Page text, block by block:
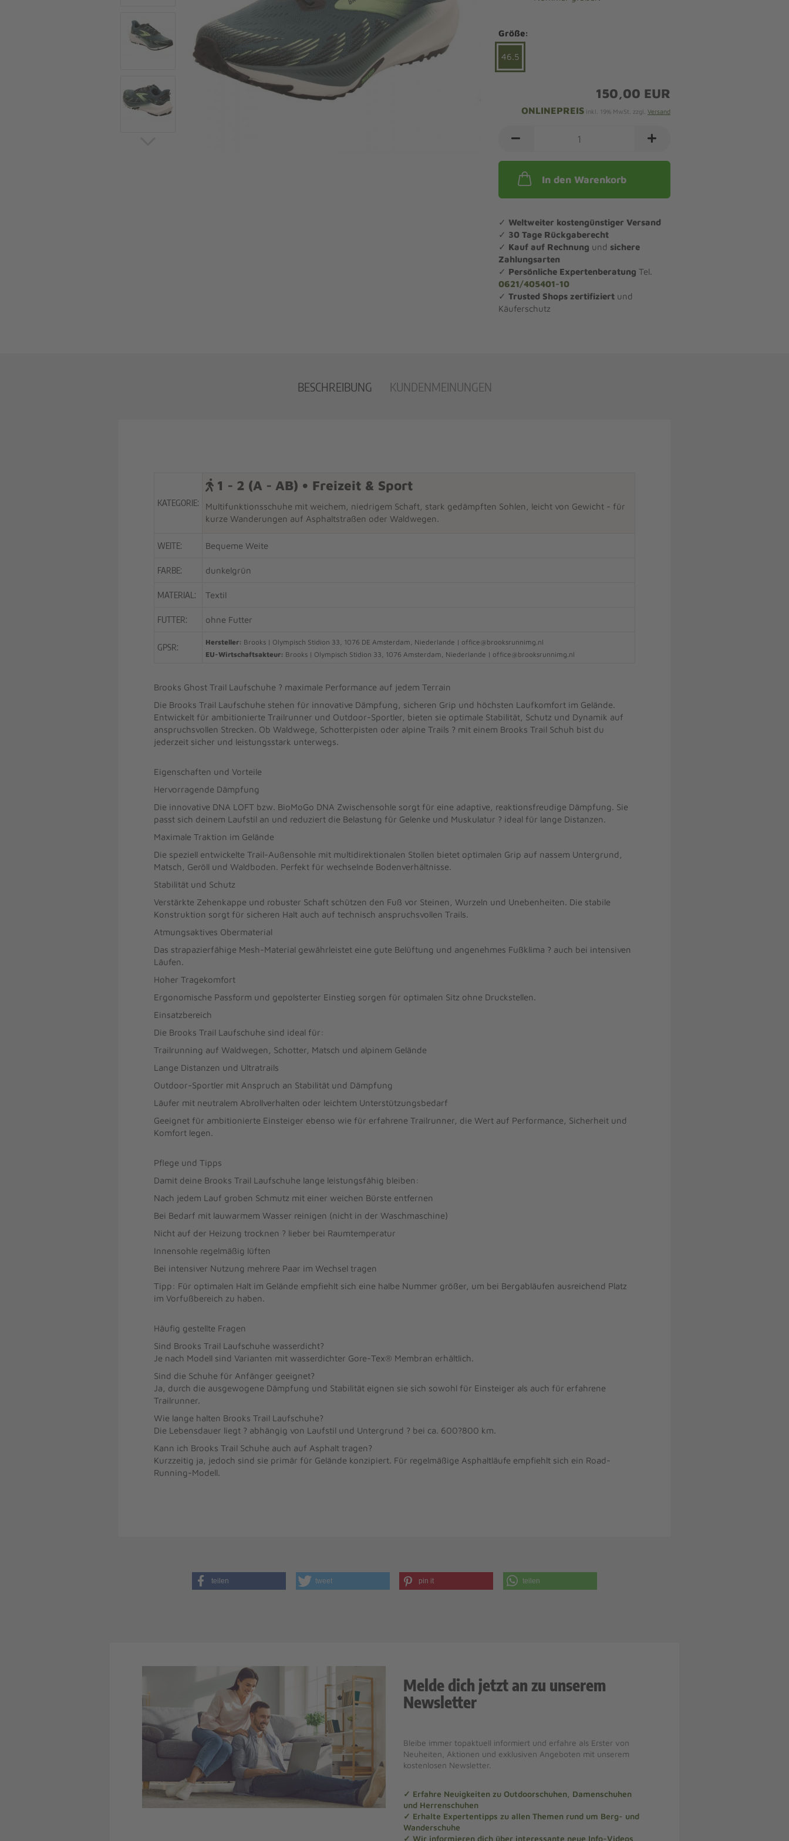
Jagdschuhe
Jagdschuhe für Damen
Gummistiefel
Zwiegenähte Jagdschuhe
Pflege und Leisten -
Socken und Strümpfe -
Outdoor
Steigeisen und Gamaschen
Angebote Outdoorschuhe
Barfußschuhe
Sandalen Komfort
Sneaker Komfort
Stiefel Komfort
Stiefeletten Komfort
Sandaletten
Größe:
46.5
150,00 EUR
ONLINEPREISinkl. 19% MwSt. zzgl. Versand
In den Warenkorb
✓ Weltweiter kostengünstiger Versand
✓ 30 Tage Rückgaberecht
✓ Kauf auf Rechnung und sichere
Zahlungsarten
✓ Persönliche Expertenberatung Tel.
0621/405401-10
✓ Trusted Shops zertifiziertund
Käuferschutz
BESCHREIBUNG KUNDENMEINUNGEN
KATEGORIE:
1 - 2 (A - AB) • Freizeit & Sport
Multifunktionsschuhe mit weichem, niedrigem Schaft, stark gedämpften Sohlen, leicht von Gewicht - für
kurze Wanderungen auf Asphaltstraßen oder Waldwegen.
WEITE: Bequeme Weite
FARBE: dunkelgrün
MATERIAL: Textil
FUTTER: ohne Futter
GPSR: Hersteller: Brooks | Olympisch Stidion 33, 1076 DE Amsterdam, Niederlande | office@brooksrunnimg.nl
EU-Wirtschaftsakteur: Brooks | Olympisch Stidion 33, 1076 Amsterdam, Niederlande | office@brooksrunnimg.nl
Brooks Ghost Trail Laufschuhe ? maximale Performance auf jedem Terrain
Die Brooks Trail Laufschuhe stehen für innovative Dämpfung, sicheren Grip und höchsten Laufkomfort im Gelände.
Entwickelt für ambitionierte Trailrunner und Outdoor-Sportler, bieten sie optimale Stabilität, Schutz und Dynamik auf
anspruchsvollen Strecken. Ob Waldwege, Schotterpisten oder alpine Trails ? mit einem Brooks Trail Schuh bist du
jederzeit sicher und leistungsstark unterwegs.
Eigenschaften und Vorteile
Hervorragende Dämpfung
Die innovative DNA LOFT bzw. BioMoGo DNA Zwischensohle sorgt für eine adaptive, reaktionsfreudige Dämpfung. Sie
passt sich deinem Laufstil an und reduziert die Belastung für Gelenke und Muskulatur ? ideal für lange Distanzen.
Maximale Traktion im Gelände
Die speziell entwickelte Trail-Außensohle mit multidirektionalen Stollen bietet optimalen Grip auf nassem Untergrund,
Matsch, Geröll und Waldboden. Perfekt für wechselnde Bodenverhältnisse.
Stabilität und Schutz
Verstärkte Zehenkappe und robuster Schaft schützen den Fuß vor Steinen, Wurzeln und Unebenheiten. Die stabile
Konstruktion sorgt für sicheren Halt auch auf technisch anspruchsvollen Trails.
Atmungsaktives Obermaterial
Das strapazierfähige Mesh-Material gewährleistet eine gute Belüftung und angenehmes Fußklima ? auch bei intensiven
Läufen.
Hoher Tragekomfort
Ergonomische Passform und gepolsterter Einstieg sorgen für optimalen Sitz ohne Druckstellen.
Einsatzbereich
Die Brooks Trail Laufschuhe sind ideal für:
Trailrunning auf Waldwegen, Schotter, Matsch und alpinem Gelände
Lange Distanzen und Ultratrails
Outdoor-Sportler mit Anspruch an Stabilität und Dämpfung
Läufer mit neutralem Abrollverhalten oder leichtem Unterstützungsbedarf
Geeignet für ambitionierte Einsteiger ebenso wie für erfahrene Trailrunner, die Wert auf Performance, Sicherheit und
Komfort legen.
Pflege und Tipps
Damit deine Brooks Trail Laufschuhe lange leistungsfähig bleiben:
Nach jedem Lauf groben Schmutz mit einer weichen Bürste entfernen
Bei Bedarf mit lauwarmem Wasser reinigen (nicht in der Waschmaschine)
Nicht auf der Heizung trocknen ? lieber bei Raumtemperatur
Innensohle regelmäßig lüften
Bei intensiver Nutzung mehrere Paar im Wechsel tragen
Tipp: Für optimalen Halt im Gelände empfiehlt sich eine halbe Nummer größer, um bei Bergabläufen ausreichend Platz
im Vorfußbereich zu haben.
Häufig gestellte Fragen
Sind Brooks Trail Laufschuhe wasserdicht?
Je nach Modell sind Varianten mit wasserdichter Gore-Tex® Membran erhältlich.
Sind die Schuhe für Anfänger geeignet?
Ja, durch die ausgewogene Dämpfung und Stabilität eignen sie sich sowohl für Einsteiger als auch für erfahrene
Trailrunner.
Wie lange halten Brooks Trail Laufschuhe?
Die Lebensdauer liegt ? abhängig von Laufstil und Untergrund ? bei ca. 600?800 km.
Kann ich Brooks Trail Schuhe auch auf Asphalt tragen?
Kurzzeitig ja, jedoch sind sie primär für Gelände konzipiert. Für regelmäßige Asphaltläufe empfiehlt sich ein Road-
Running-Modell.
teilen tweet pin it teilen
Melde dich jetzt an zu unserem
Newsletter
Bleibe immer topaktuell informiert und erfahre als Erster von
Neuheiten, Aktionen und exklusiven Angeboten mit unserem
kostenlosen Newsletter.
✓ Erfahre Neuigkeiten zu Outdoorschuhen, Damenschuhen
und Herrenschuhen
✓ Erhalte Expertentipps zu allen Themen rund um Berg- und
Wanderschuhe
✓ Wir informieren dich über interessante neue Info-Videos